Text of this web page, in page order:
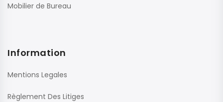
Mobilier de Bureau
Information
Mentions Legales
Règlement Des Litiges